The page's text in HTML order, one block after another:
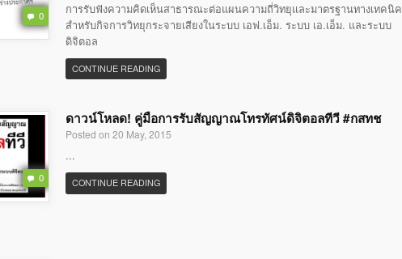
0
การรับฟังความคิดเห็นสาธารณะต่อแผนความถี่วิทยุและมาตรฐานทางเทคนิค
สำหรับกิจการวิทยุกระจายเสียงในระบบ เอฟ.เอ็ม. ระบบ เอ.เอ็ม. และระบบ
ดิจิตอล
CONTINUE READING
0
ดาวน์โหลด! คู่มือการรับสัญญาณโทรทัศน์ดิจิตอลทีวี #กสทช
Posted on 20 May, 2015
...
CONTINUE READING